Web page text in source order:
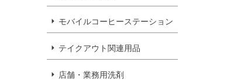
モバイルコーヒーステーション
テイクアウト関連用品
店舗・業務用洗剤